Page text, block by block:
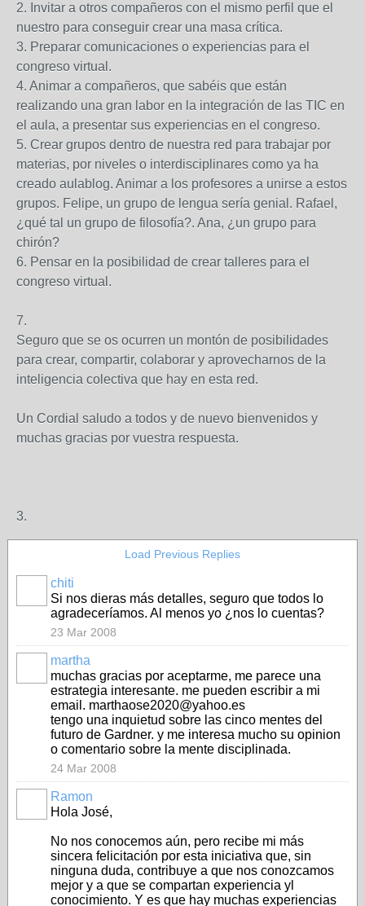
2. Invitar a otros compañeros con el mismo perfil que el
nuestro para conseguir crear una masa crítica.
3. Preparar comunicaciones o experiencias para el
congreso virtual.
4. Animar a compañeros, que sabéis que están
realizando una gran labor en la integración de las TIC en
el aula, a presentar sus experiencias en el congreso.
5. Crear grupos dentro de nuestra red para trabajar por
materias, por niveles o interdisciplinares como ya ha
creado aulablog. Animar a los profesores a unirse a estos
grupos. Felipe, un grupo de lengua sería genial. Rafael,
¿qué tal un grupo de filosofía?. Ana, ¿un grupo para
chirón?
6. Pensar en la posibilidad de crear talleres para el
congreso virtual.
7.
Seguro que se os ocurren un montón de posibilidades
para crear, compartir, colaborar y aprovecharnos de la
inteligencia colectiva que hay en esta red.
Un Cordial saludo a todos y de nuevo bienvenidos y
muchas gracias por vuestra respuesta.
3.
Load Previous Replies
chiti
Si nos dieras más detalles, seguro que todos lo
agradeceríamos. Al menos yo ¿nos lo cuentas?
23 Mar 2008
martha
muchas gracias por aceptarme, me parece una
estrategia interesante. me pueden escribir a mi
email. marthaose2020@yahoo.es
tengo una inquietud sobre las cinco mentes del
futuro de Gardner. y me interesa mucho su opinion
o comentario sobre la mente disciplinada.
24 Mar 2008
Ramon
Hola José,
No nos conocemos aún, pero recibe mi más
sincera felicitación por esta iniciativa que, sin
ninguna duda, contribuye a que nos conozcamos
mejor y a que se compartan experiencia yl
conocimiento. Y es que hay muchas experiencias